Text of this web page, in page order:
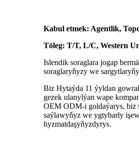
Kabul etmek: Agentlik,
Töleg: T/T, L/C, Western
Islendik soraglara jogap
soraglaryňyzy we
Biz Hytaýda 11 ýyldan
gezek ulanylýan wape
OEM ODM-i goldaýarys, biz
saýlawyňyz we ygtybarly
hyzmatdaşyňyzdyrys.